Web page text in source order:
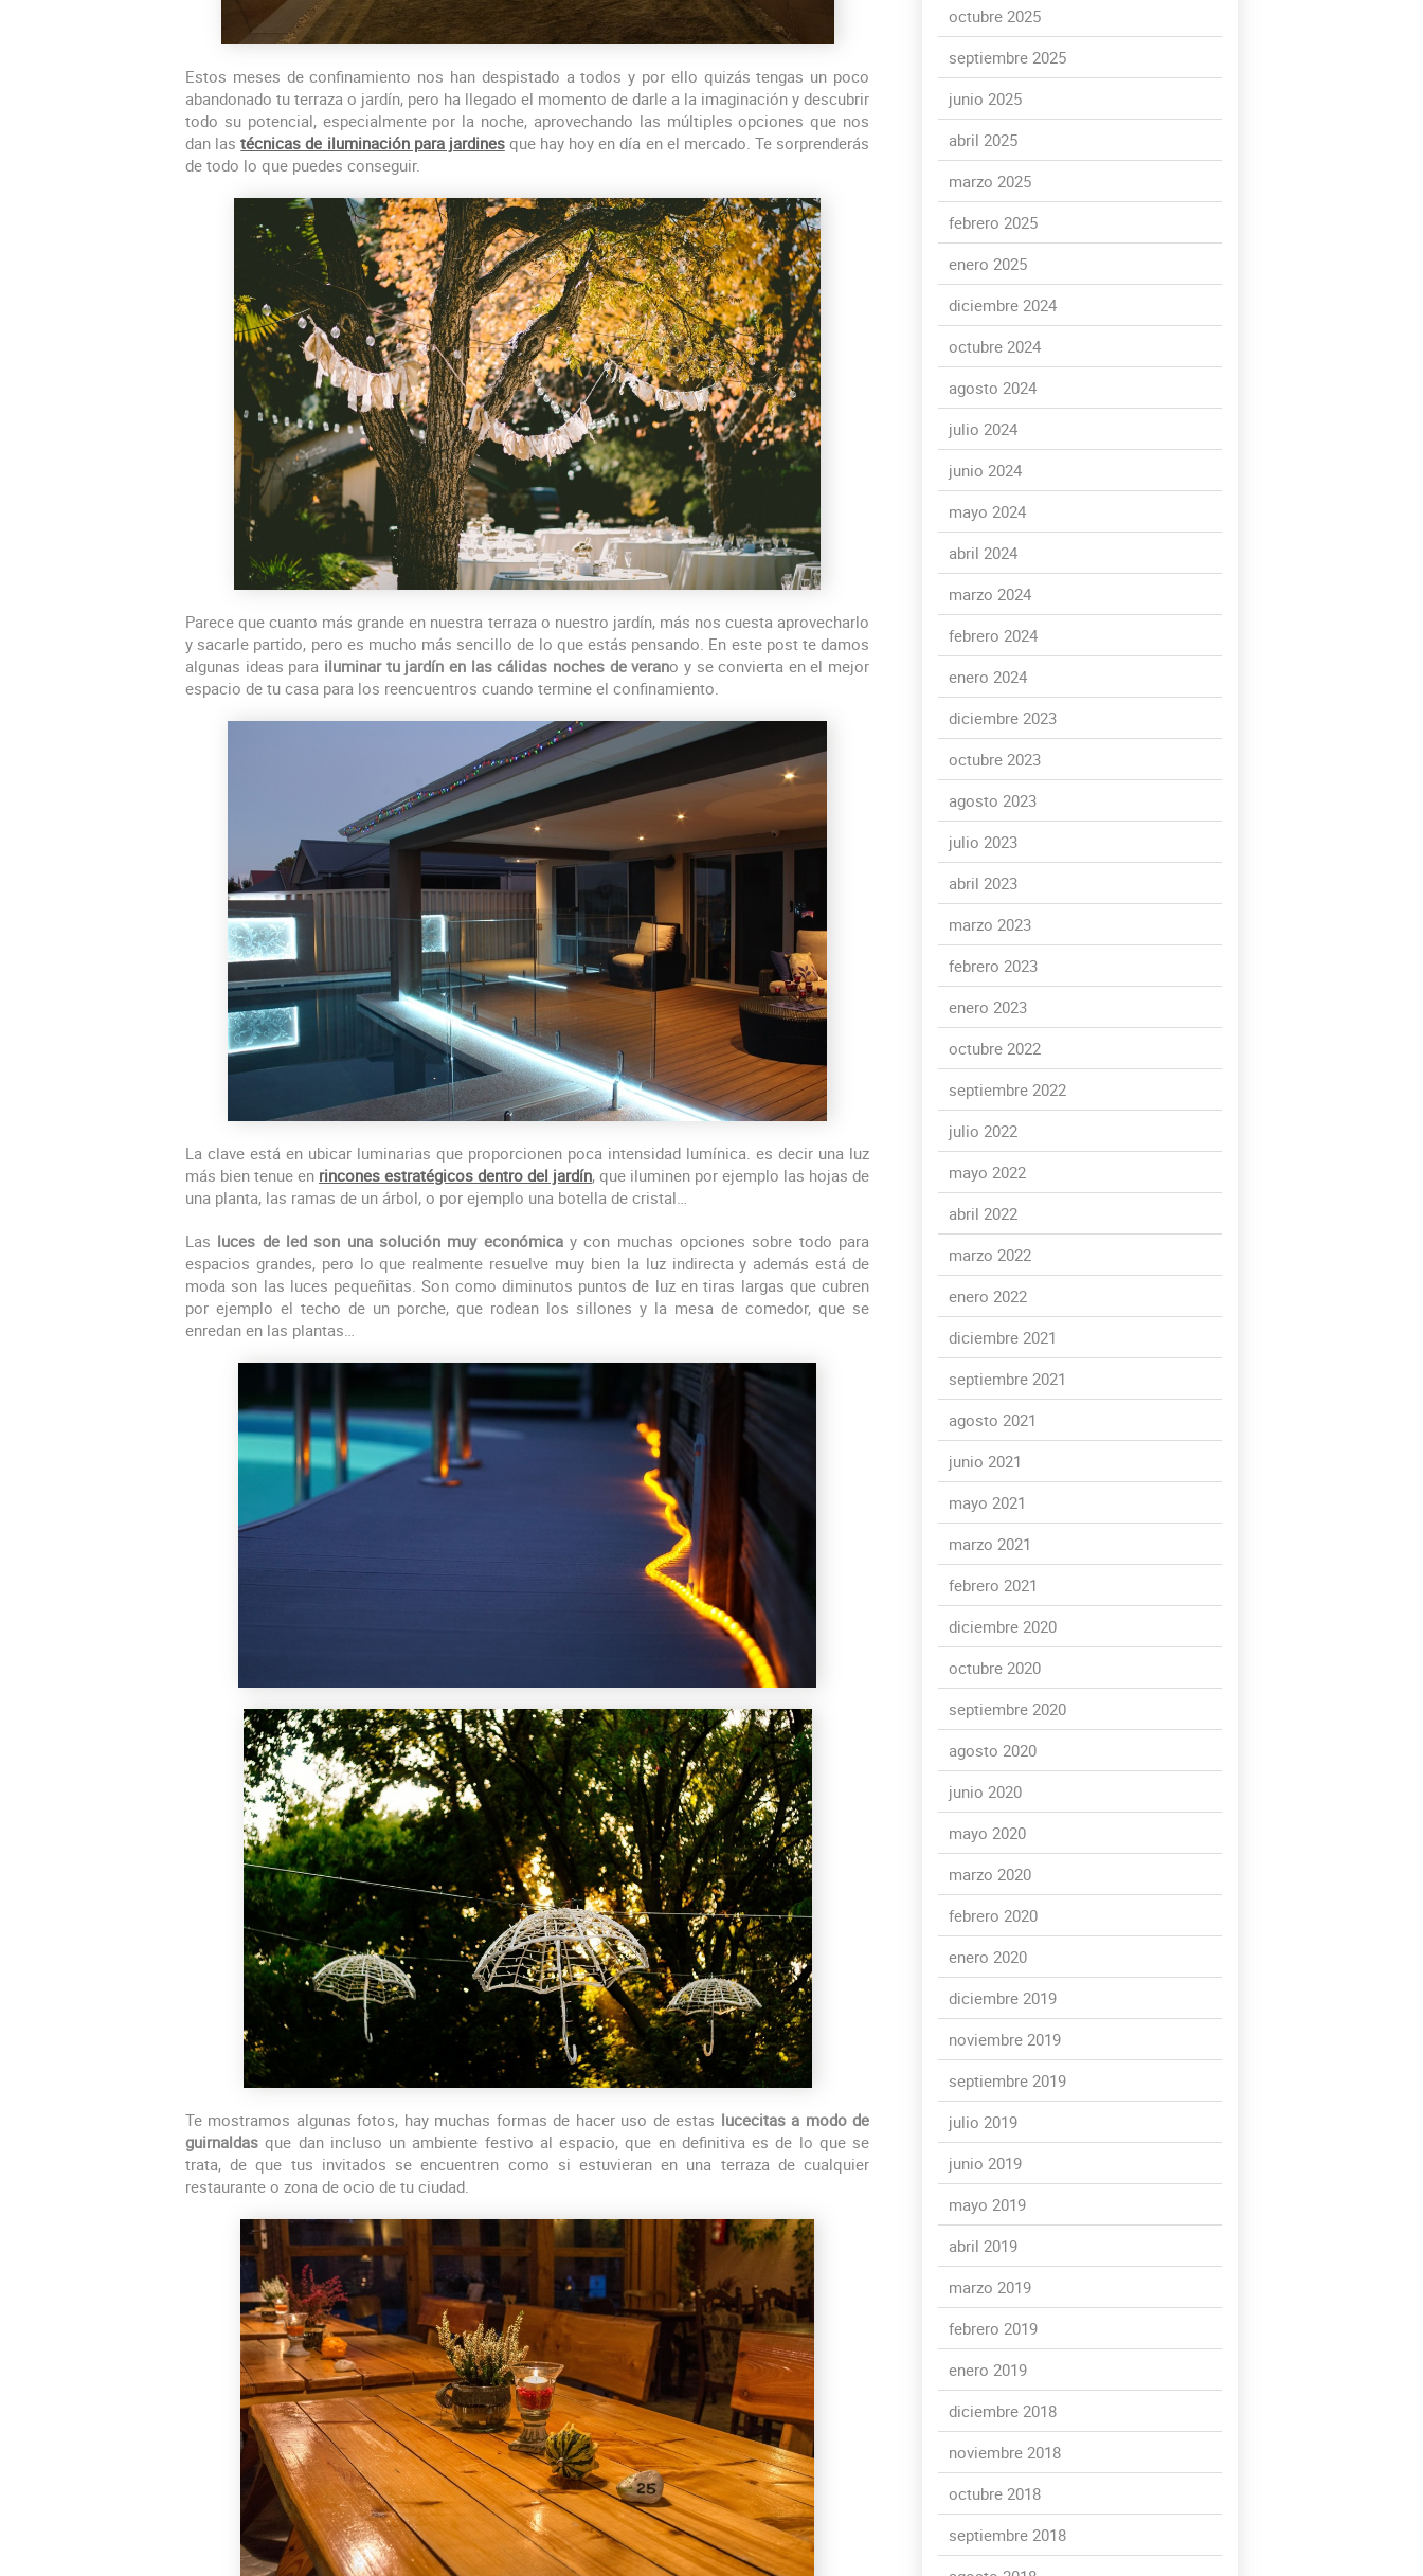
Estos meses de confinamiento nos han despistado a todos y por ello quizás tengas un poco
abandonado tu terraza o jardín, pero ha llegado el momento de darle a la imaginación y descubrir
todo su potencial, especialmente por la noche, aprovechando las múltiples opciones que nos
dan lastécnicas de iluminación para jardinesque hay hoy en día en el mercado. Te sorprenderás
de todo lo que puedes conseguir.
Parece que cuanto más grande en nuestra terraza o nuestro jardín, más nos cuesta aprovecharlo
y sacarle partido, pero es mucho más sencillo de lo que estás pensando. En este post te damos
algunas ideas para iluminar tu jardín en las cálidas noches de verano y se convierta en el mejor
espacio de tu casa para los reencuentros cuando termine el confinamiento.
La clave está en ubicar luminarias que proporcionen poca intensidad lumínica. es decir una luz
más bien tenue en rincones estratégicos dentro del jardín, que iluminen por ejemplo las hojas de
una planta, las ramas de un árbol, o por ejemplo una botella de cristal…
Las luces de led son una solución muy económicay con muchas opciones sobre todo para
espacios grandes, pero lo que realmente resuelve muy bien la luz indirecta y además está de
moda son las luces pequeñitas. Son como diminutos puntos de luz en tiras largas que cubren
por ejemplo el techo de un porche, que rodean los sillones y la mesa de comedor, que se
enredan en las plantas…
Te mostramos algunas fotos, hay muchas formas de hacer uso de estas lucecitas a modo de
guirnaldas que dan incluso un ambiente festivo al espacio, que en definitiva es de lo que se
trata, de que tus invitados se encuentren como si estuvieran en una terraza de cualquier
restaurante o zona de ocio de tu ciudad.
octubre 2025
septiembre 2025
junio 2025
abril 2025
marzo 2025
febrero 2025
enero 2025
diciembre 2024
octubre 2024
agosto 2024
julio 2024
junio 2024
mayo 2024
abril 2024
marzo 2024
febrero 2024
enero 2024
diciembre 2023
octubre 2023
agosto 2023
julio 2023
abril 2023
marzo 2023
febrero 2023
enero 2023
octubre 2022
septiembre 2022
julio 2022
mayo 2022
abril 2022
marzo 2022
enero 2022
diciembre 2021
septiembre 2021
agosto 2021
junio 2021
mayo 2021
marzo 2021
febrero 2021
diciembre 2020
octubre 2020
septiembre 2020
agosto 2020
junio 2020
mayo 2020
marzo 2020
febrero 2020
enero 2020
diciembre 2019
noviembre 2019
septiembre 2019
julio 2019
junio 2019
mayo 2019
abril 2019
marzo 2019
febrero 2019
enero 2019
diciembre 2018
noviembre 2018
octubre 2018
septiembre 2018